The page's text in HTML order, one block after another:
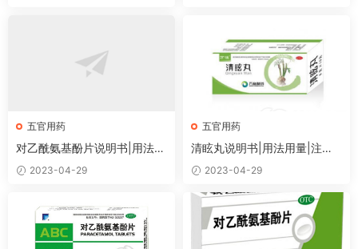
五官用药
对乙酰氨基酚片说明书|用法用
量|注意事项
2023-04-29
五官用药
清眩丸说明书|用法用量|注意
事项2023-04-29